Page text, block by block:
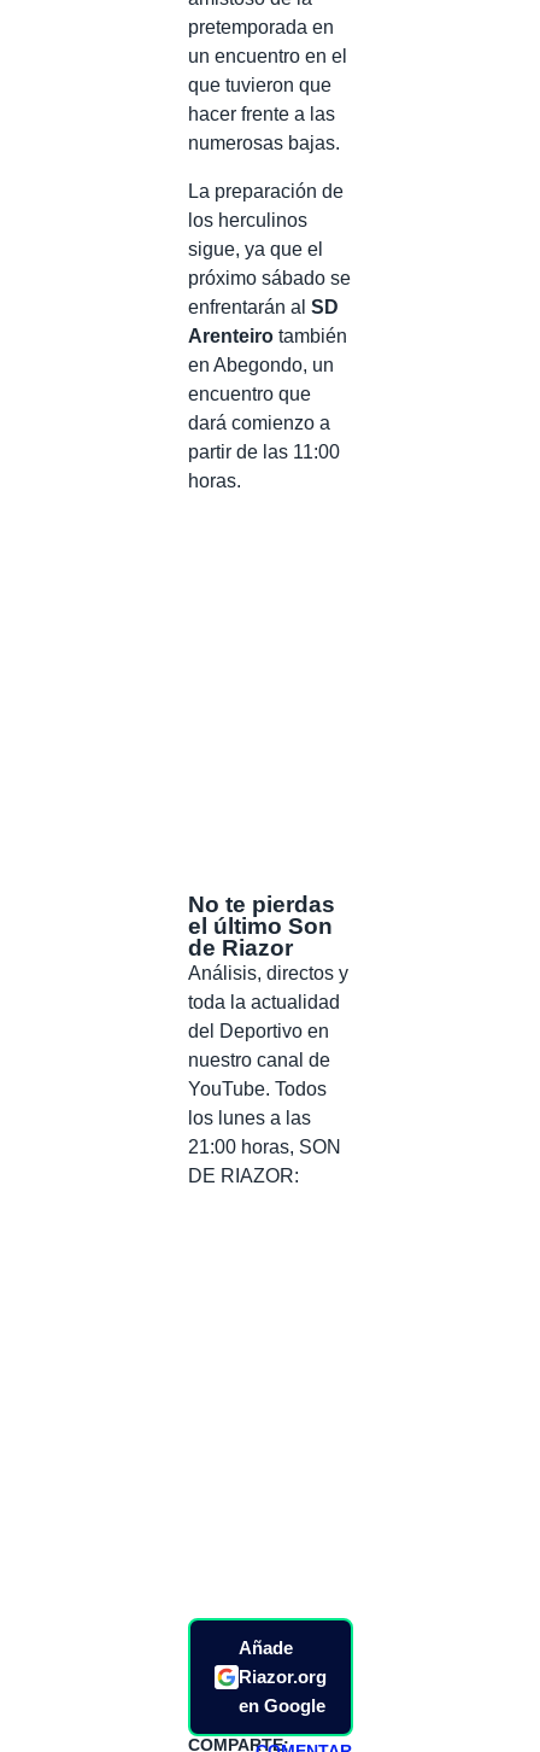
pretemporada en
un encuentro en el
que tuvieron que
hacer frente a las
numerosas bajas.
La preparación de
los herculinos
sigue, ya que el
próximo sábado se
enfrentarán al SD
Arenteiro también
en Abegondo, un
encuentro que
dará comienzo a
partir de las 11:00
horas.
No te pierdas
el último Son
de Riazor
Análisis, directos y
toda la actualidad
del Deportivo en
nuestro canal de
YouTube. Todos
los lunes a las
21:00 horas, SON
DE RIAZOR:
Añade
Riazor.org
en Google
COMPARTE: